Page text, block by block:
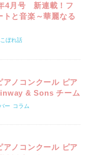
4月号 新連載！フ
トと音楽～華麗なる
ぼれ話
アノコンクール ピア
& Sons チーム
ー コラム
アノコンクール ピア